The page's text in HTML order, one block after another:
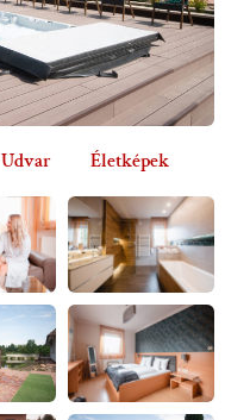
Udvar Életképek